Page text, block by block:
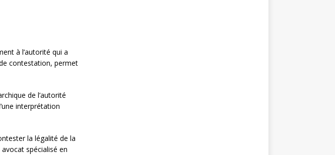
à l’autorité qui a
contestation, permet
de l’autorité
interprétation
la légalité de la
spécialisé en